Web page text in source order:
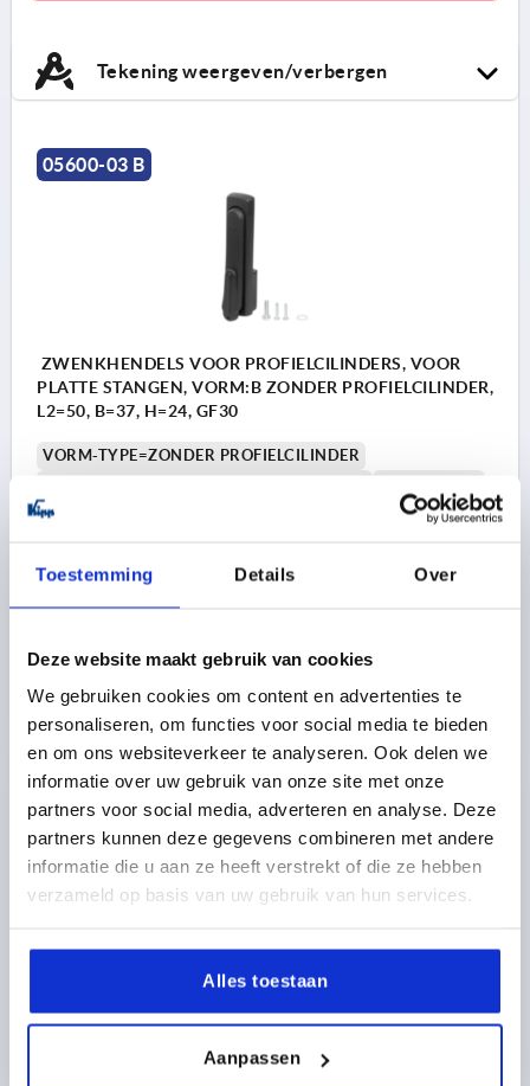
Toestemming Details Over
Deze website maakt gebruik van cookies
We gebruiken cookies om content en advertenties te
personaliseren, om functies voor social media te bieden
en om ons websiteverkeer te analyseren. Ook delen we
informatie over uw gebruik van onze site met onze
partners voor social media, adverteren en analyse. Deze
partners kunnen deze gegevens combineren met andere
informatie die u aan ze heeft verstrekt of die ze hebben
verzameld op basis van uw gebruik van hun services.
Alles toestaan
Aanpassen
Tekening weergeven/verbergen
1) Montageboringen
2) Plaatdikte max. 2,5mm
3) 1-punts vergrendelingssysteem
4) 3-punts vergrendelingssysteem
5) Tong 05569
6) Zwenkhendel
8) Stangslot zink of kunststof voor platte
05600-03 B
ZWENKHENDELS VOOR PROFIELCILINDERS, VOOR
PLATTE STANGEN, VORM:B ZONDER PROFIELCILINDER,
L2=50, B=37, H=24, GF30
VORM-TYPE=ZONDER PROFIELCILINDER
UITVOERING 2=VOOR PLATTE STANGEN
BREEDTE=37
Bestelnummer:K2462.11
excl. BTW
plus verzendkosten
PRODUCTGEGEVENS
CAD
DOWNLOADS
Ontdek ons productassortiment